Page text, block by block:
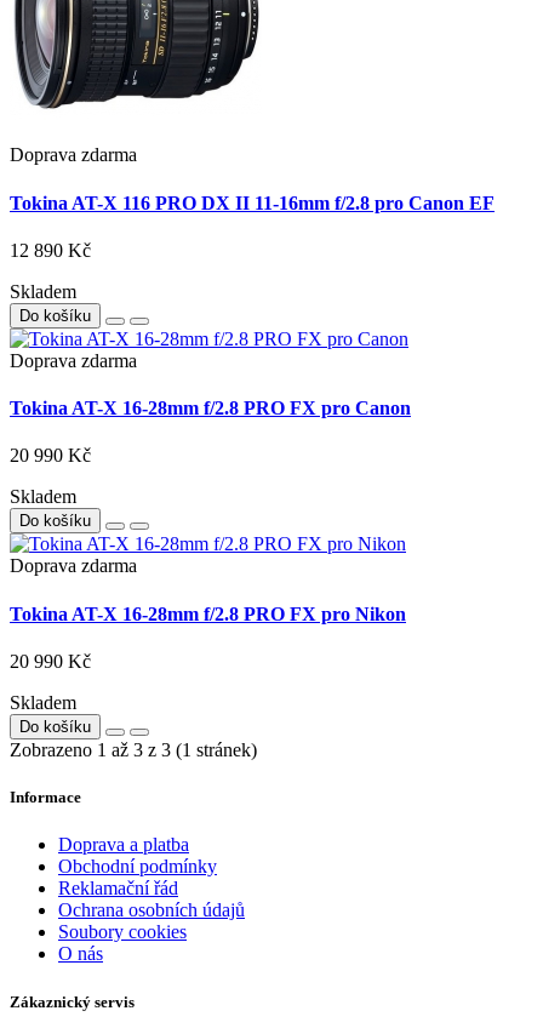
Doprava zdarma
Tokina AT-X 116 PRO DX II 11-16mm f/2.8 pro Canon EF
12 890 Kč
Skladem
Do košíku
Doprava zdarma
Tokina AT-X 16-28mm f/2.8 PRO FX pro Canon
20 990 Kč
Skladem
Do košíku
Doprava zdarma
Tokina AT-X 16-28mm f/2.8 PRO FX pro Nikon
20 990 Kč
Skladem
Do košíku
Zobrazeno 1 až 3 z 3 (1 stránek)
Informace
Doprava a platba
Obchodní podmínky
Reklamační řád
Ochrana osobních údajů
Soubory cookies
O nás
Zákaznický servis